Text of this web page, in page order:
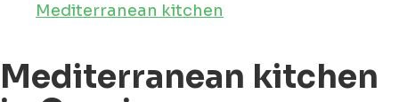
Mediterranean kitchen
Mediterranean kitchen